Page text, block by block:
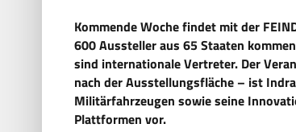
Kommende Woche findet mit der
600 Aussteller aus 65 Staaten
sind internationale Vertreter. Der
nach der Ausstellungsfläche – ist
Militärfahrzeugen sowie seine
Plattformen vor.